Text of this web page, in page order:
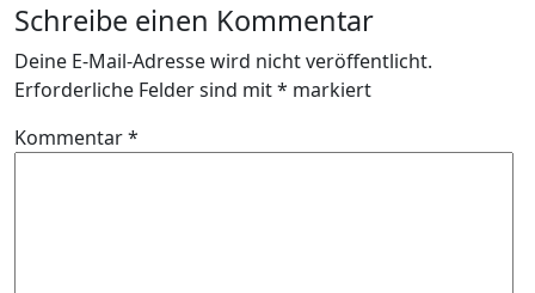
Schreibe einen Kommentar
Deine E-Mail-Adresse wird nicht veröffentlicht.
Erforderliche Felder sind mit* markiert
Kommentar*